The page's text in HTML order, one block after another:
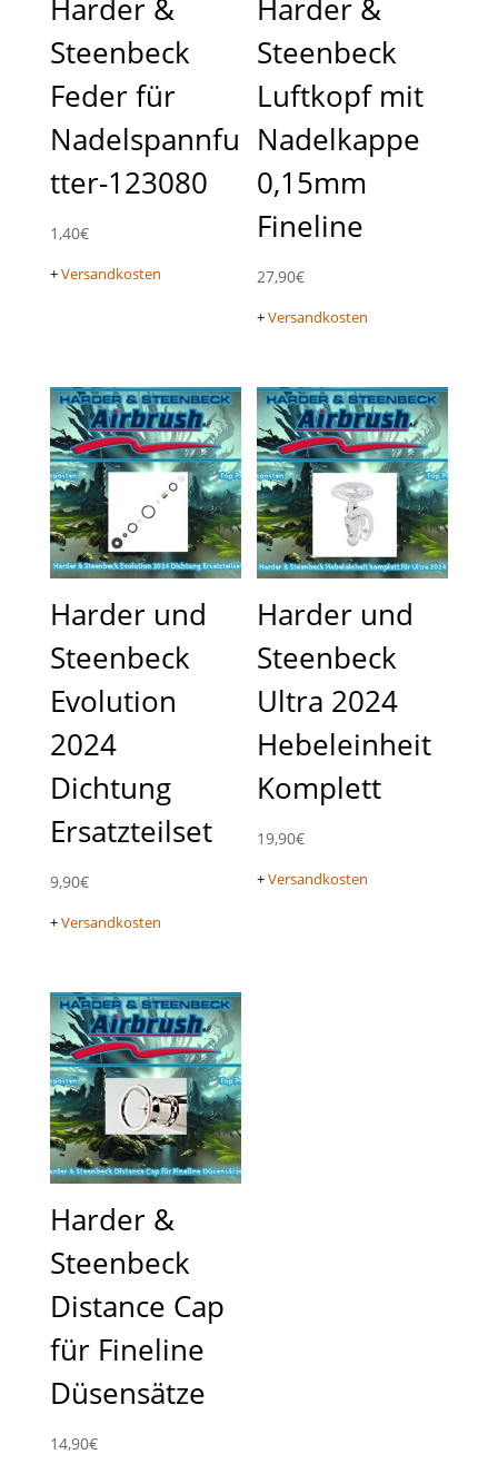
Harder &
Steenbeck
Feder für
Nadelspannfu
tter-123080
1,40€
+Versandkosten
Harder &
Steenbeck
Luftkopf mit
Nadelkappe
0,15mm
Fineline
27,90€
+Versandkosten
Harder und
Steenbeck
Evolution
2024
Dichtung
Ersatzteilset
9,90€
+Versandkosten
Harder und
Steenbeck
Ultra 2024
Hebeleinheit
Komplett
19,90€
+Versandkosten
Harder &
Steenbeck
Distance Cap
für Fineline
Düsensätze
14,90€